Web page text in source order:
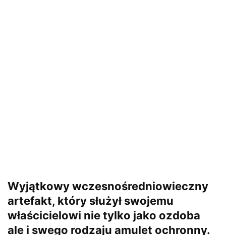
Wyjątkowy wczesnośredniowieczny
artefakt, który służył swojemu
właścicielowi nie tylko jako ozdoba
ale i swego rodzaju amulet ochronny.